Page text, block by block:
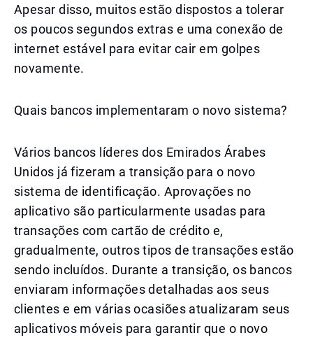
Apesar disso, muitos estão dispostos a tolerar
os poucos segundos extras e uma conexão de
internet estável para evitar cair em golpes
novamente.
Quais bancos implementaram o novo sistema?
Vários bancos líderes dos Emirados Árabes
Unidos já fizeram a transição para o novo
sistema de identificação. Aprovações no
aplicativo são particularmente usadas para
transações com cartão de crédito e,
gradualmente, outros tipos de transações estão
sendo incluídos. Durante a transição, os bancos
enviaram informações detalhadas aos seus
clientes e em várias ocasiões atualizaram seus
aplicativos móveis para garantir que o novo